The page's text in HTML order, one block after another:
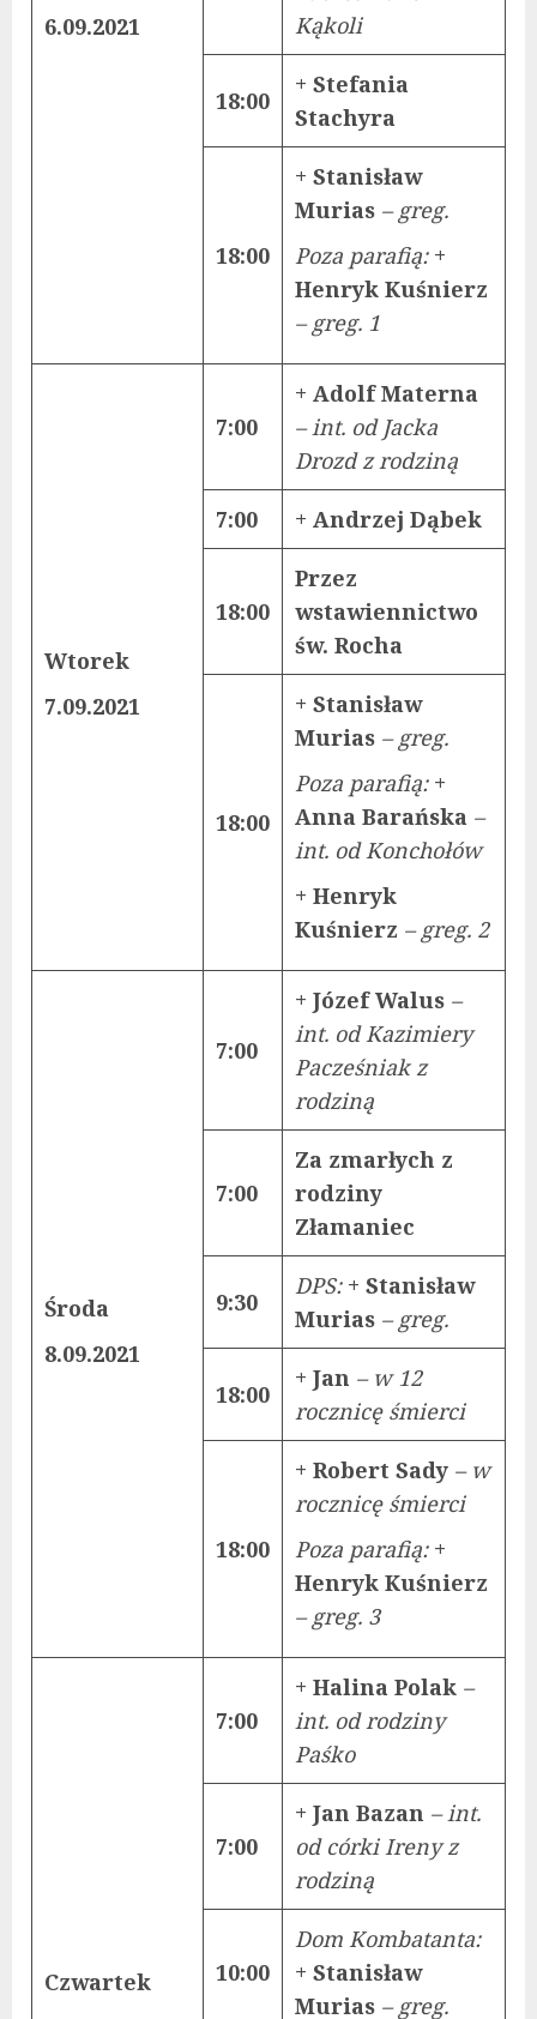
6.09.2021
Kąkoli
18:00
+ Stefania
Stachyra
18:00
+ Stanisław
Murias – greg.
Poza parafią: +
Henryk Kuśnierz
– greg. 1
Wtorek
7.09.2021
7:00
+ Adolf Materna
– int. od Jacka
Drozd z rodziną
7:00 + Andrzej Dąbek
18:00
Przez
wstawiennictwo
św. Rocha
18:00
+ Stanisław
Murias – greg.
Poza parafią: +
Anna Barańska –
int. od Konchołów
+ Henryk
Kuśnierz – greg. 2
Środa
8.09.2021
7:00
+ Józef Walus –
int. od Kazimiery
Pacześniak z
rodziną
7:00
Za zmarłych z
rodziny
Złamaniec
9:30
DPS: + Stanisław
Murias – greg.
18:00
+ Jan – w 12
rocznicę śmierci
18:00
+ Robert Sady – w
rocznicę śmierci
Poza parafią: +
Henryk Kuśnierz
– greg. 3
Czwartek
7:00
+ Halina Polak –
int. od rodziny
Paśko
7:00
+ Jan Bazan – int.
od córki Ireny z
rodziną
10:00
Dom Kombatanta:
+ Stanisław
Murias – greg.